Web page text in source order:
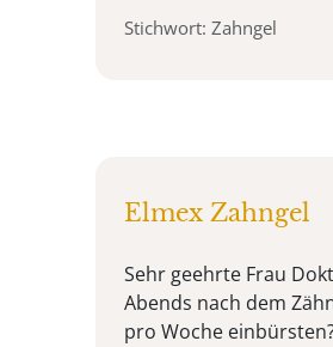
Stichwort: Zahngel
Elmex Zahngel
Sehr geehrte Frau
Abends nach dem
pro Woche